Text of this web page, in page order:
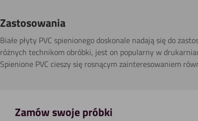
Gięcia (na
gorąco)
Zastosowania
Białe płyty PVC spienionego doskonale nadają się do
różnych technikom obróbki, jest on popularny w
Spienione PVC cieszy się rosnącym zainteresowaniem
Zamów swoje próbki